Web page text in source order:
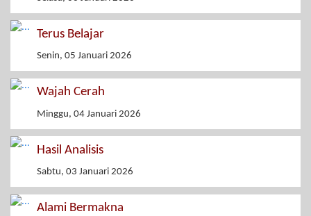
Terus Belajar
Senin, 05 Januari 2026
Wajah Cerah
Minggu, 04 Januari 2026
Hasil Analisis
Sabtu, 03 Januari 2026
Alami Bermakna